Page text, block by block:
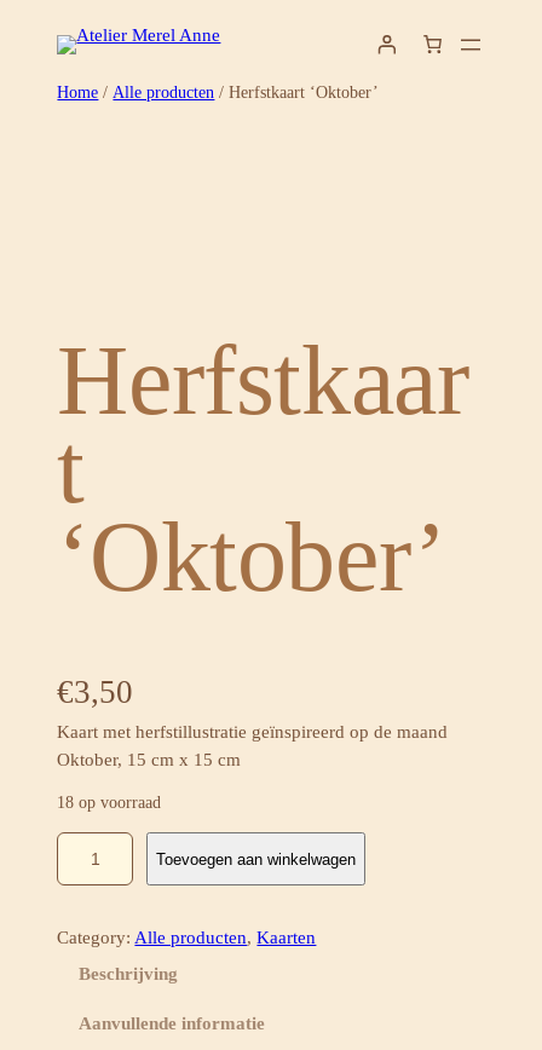
inhoud
Home / Alle producten / Herfstkaart ‘Oktober’
Herfstkaar
t
‘Oktober’
€3,50
Kaart met herfstillustratie geïnspireerd op de maand
Oktober, 15 cm x 15 cm
18 op voorraad
H
s
Toevoegen aan winkelwagen
Category: Alle producten, Kaarten
Beschrijving
Aanvullende informatie